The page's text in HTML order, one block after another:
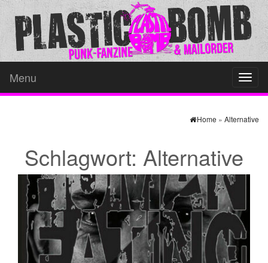
Menu
Home » Alternative
Schlagwort: Alternative